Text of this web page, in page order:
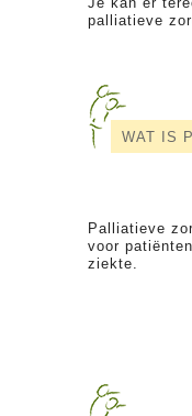
palliatieve
WAT IS
Palliatieve
voor
ziekte.